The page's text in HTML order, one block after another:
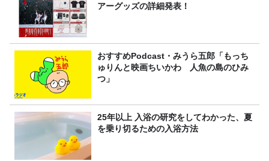
アーグッズの詳細発表！
おすすめPodcast・みうら五郎「もっち
ゅりんと映画ちいかわ 人魚の島のひみ
つ」
25年以上 入浴の研究をしてわかった、夏
を乗り切るための入浴方法